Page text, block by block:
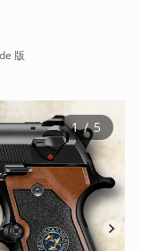
版
1 / 5